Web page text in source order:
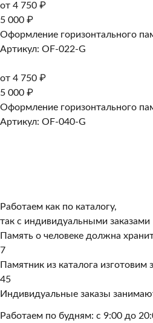
от 4 750 ₽
5 000 ₽
Оформление горизонтального
Артикул: OF-022-G
от 4 750 ₽
5 000 ₽
Оформление горизонтального
Артикул: OF-040-G
Работаем как по каталогу,
так с индивидуальными заказами
Память о человеке должна
7
Памятник из каталога изготовим
45
Индивидуальные заказы
Работаем по будням: с 9:00 до